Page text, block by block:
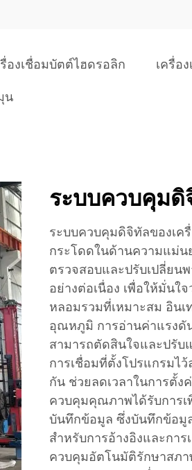
องเชื่อมบัตต์ไฮดรอลิก เครื่อ
น
ระบบควบคุม
ระบบควบคุมดิจิทัลของเค
กระโดดในด้านความแม่น
ตรวจสอบและปรับเปลี่ยน
อย่างต่อเนื่อง เพื่อให้มั่นใ
หลอมรวมที่เหมาะสม อิน
อุณหภูมิ การอ่านค่าแรงดั
สามารถตัดสินใจและปรับ
การเชื่อมที่ตั้งโปรแกรมไ
กัน ช่วยลดเวลาในการตั้
ควบคุมคุณภาพได้รับการเ
บันทึกข้อมูล ซึ่งบันทึกข้อมู
สำหรับการอ้างอิงและกา
ควบคุมอัตโนมัติรักษาสภา